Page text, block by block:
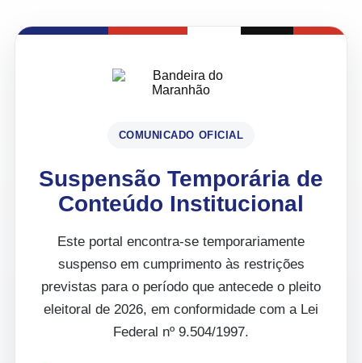
COMUNICADO OFICIAL
Suspensão Temporária de
Conteúdo Institucional
Este portal encontra-se temporariamente
suspenso em cumprimento às restrições
previstas para o período que antecede o pleito
eleitoral de 2026, em conformidade com a Lei
Federal nº 9.504/1997.